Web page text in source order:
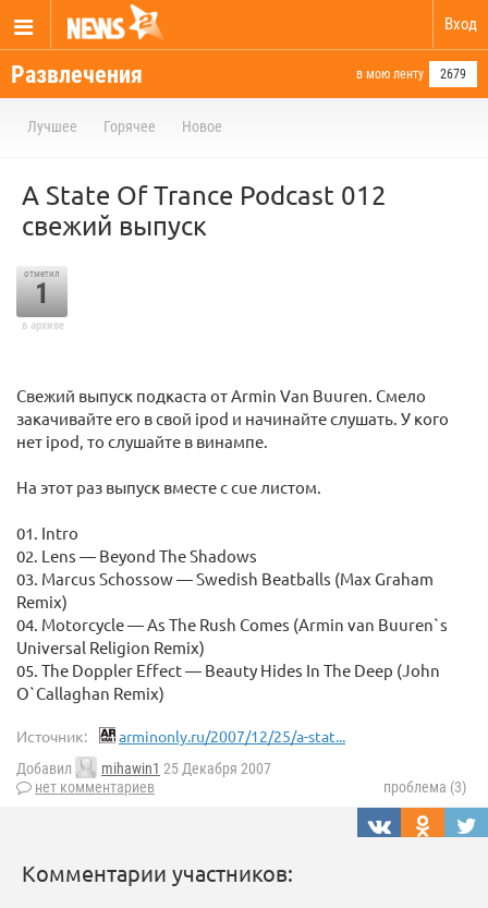
Вход
Развлечения в мою ленту 2679
Лучшее Горячее Новое
A State Of Trance Podcast 012
свежий выпуск
отметил
1
в архиве
Свежий выпуск подкаста от Armin Van Buuren. Смело
закачивайте его в свой ipod и начинайте слушать. У кого
нет ipod, то слушайте в винампе.
На этот раз выпуск вместе с cue листом.
01. Intro
02. Lens — Beyond The Shadows
03. Marcus Schossow — Swedish Beatballs (Max Graham
Remix)
04. Motorcycle — As The Rush Comes (Armin van Buuren`s
Universal Religion Remix)
05. The Doppler Effect — Beauty Hides In The Deep (John
O`Callaghan Remix)
Источник: arminonly.ru/2007/12/25/a-stat...
Добавил mihawin1 25 Декабря 2007
нет комментариев
проблема (3)
Комментарии участников: